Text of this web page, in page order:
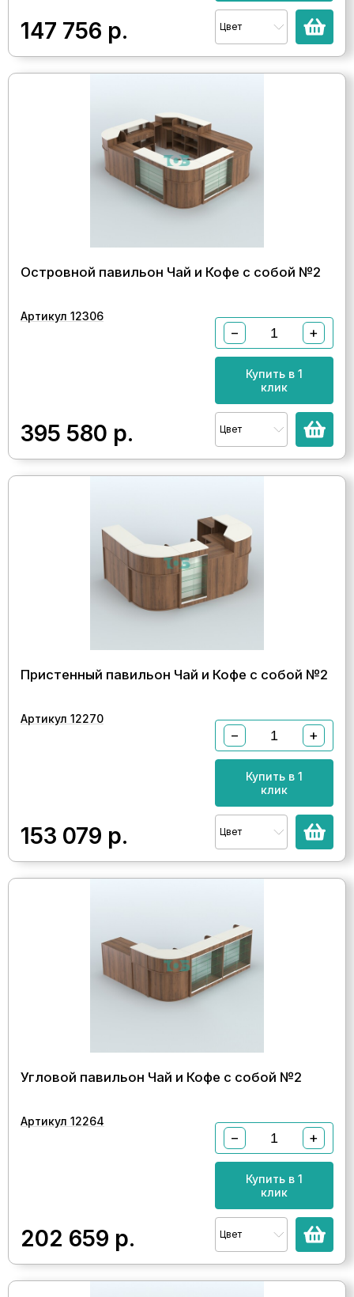
147 756 р. Цвет
Островной павильон Чай и Кофе с собой №2
Артикул 12306
395 580 р.
− +
Купить в 1
клик
Цвет
Пристенный павильон Чай и Кофе с собой №2
Артикул 12270
153 079 р.
− +
Купить в 1
клик
Цвет
Угловой павильон Чай и Кофе с собой №2
Артикул 12264
202 659 р.
− +
Купить в 1
клик
Цвет